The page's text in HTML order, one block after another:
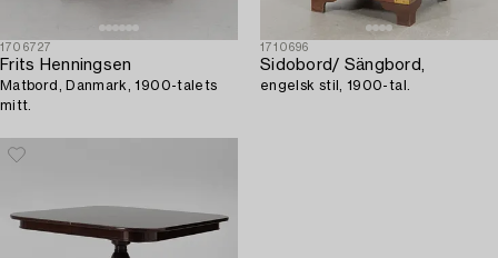
1706727
Frits Henningsen
Matbord, Danmark, 1900-talets
mitt.
1710696
Sidobord/ Sängbord,
engelsk stil, 1900-tal.